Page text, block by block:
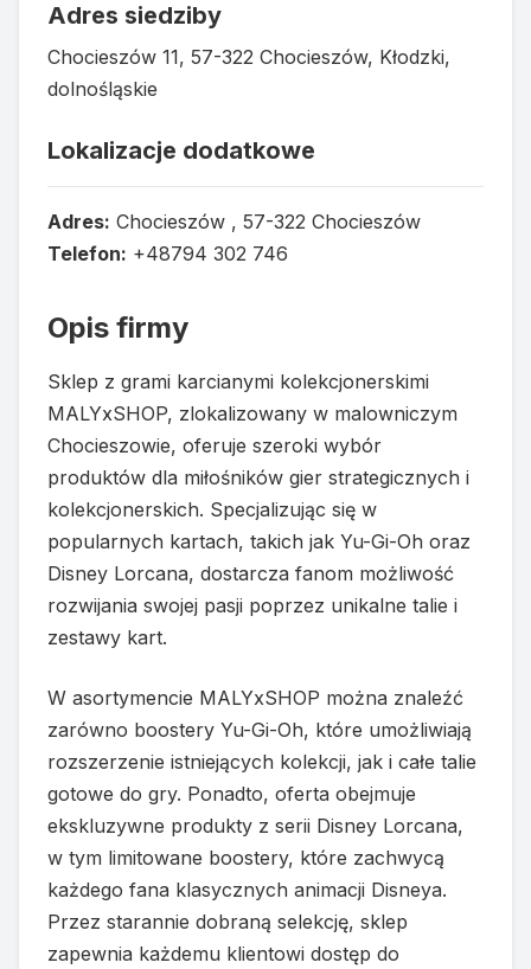
Adres siedziby
Chocieszów 11, 57-322 Chocieszów, Kłodzki,
dolnośląskie
Lokalizacje dodatkowe
Adres: Chocieszów , 57-322 Chocieszów
Telefon: +48794 302 746
Opis firmy
Sklep z grami karcianymi kolekcjonerskimi
MALYxSHOP, zlokalizowany w malowniczym
Chocieszowie, oferuje szeroki wybór
produktów dla miłośników gier strategicznych i
kolekcjonerskich. Specjalizując się w
popularnych kartach, takich jak Yu-Gi-Oh oraz
Disney Lorcana, dostarcza fanom możliwość
rozwijania swojej pasji poprzez unikalne talie i
zestawy kart.
W asortymencie MALYxSHOP można znaleźć
zarówno boostery Yu-Gi-Oh, które umożliwiają
rozszerzenie istniejących kolekcji, jak i całe talie
gotowe do gry. Ponadto, oferta obejmuje
ekskluzywne produkty z serii Disney Lorcana,
w tym limitowane boostery, które zachwycą
każdego fana klasycznych animacji Disneya.
Przez starannie dobraną selekcję, sklep
zapewnia każdemu klientowi dostęp do